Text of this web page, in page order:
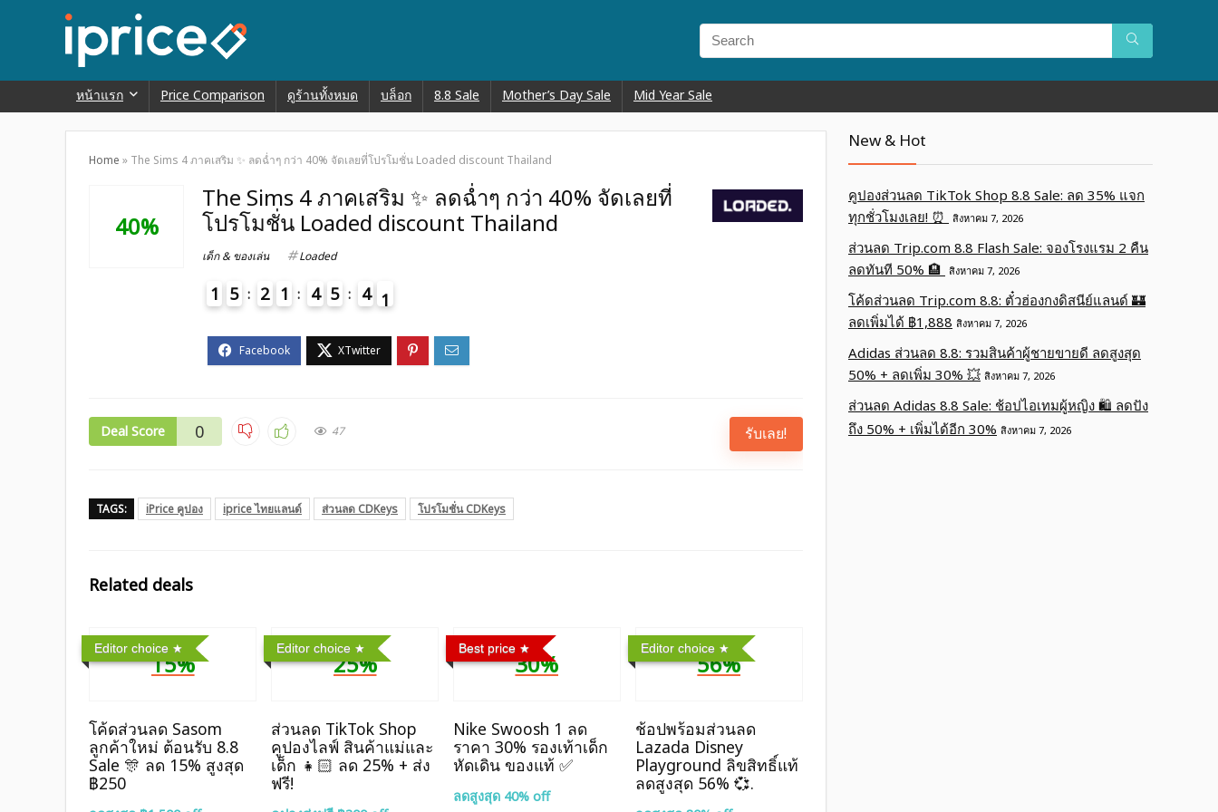
หน้าแรก Price Comparison ดูร้านทั้งหมด บล็อก 8.8 Sale Mother’s Day Sale Mid Year Sale
Home » The Sims 4 ภาคเสริม ✨ ลดฉ่ำๆ กว่า 40% จัดเลยที่โปรโมชั่น Loaded discount Thailand
40%
The Sims 4 ภาคเสริม ✨ ลดฉ่ำๆ กว่า 40% จัดเลยที่
โปรโมชั่น Loaded discount Thailand
เด็ก & ของเล่น Loaded
1 5 2 1 4 5 4 0
1
Deal Score 0 47 รับเลย!
TAGS: iPrice คูปอง iprice ไทยแลนด์ ส่วนลด CDKeys โปรโมชั่น CDKeys
Related deals
Editor choice
15%
โค้ดส่วนลด Sasom
ลูกค้าใหม่ ต้อนรับ 8.8
Sale 🎊 ลด 15% สูงสุด
฿250
Editor choice
25%
ส่วนลด TikTok Shop
คูปองไลฟ์ สินค้าแม่และ
เด็ก 👧🏻 ลด 25% + ส่ง
ฟรี!
Best price
30%
Nike Swoosh 1 ลด
ราคา 30% รองเท้าเด็ก
หัดเดิน ของแท้ ✅
ลดสูงสุด 40% off
Editor choice
56%
ช้อปพร้อมส่วนลด
Lazada Disney
Playground ลิขสิทธิ์แท้
ลดสูงสุด 56% 💞.
New & Hot
คูปองส่วนลด TikTok Shop 8.8 Sale: ลด 35% แจก
ทุกชั่วโมงเลย! ⏰
สิงหาคม 7, 2026
ส่วนลด Trip.com 8.8 Flash Sale: จองโรงแรม 2 คืน
ลดทันที 50% 🏨 สิงหาคม 7, 2026
โค้ดส่วนลด Trip.com 8.8: ตั๋วฮ่องกงดิสนีย์แลนด์ 🏰
ลดเพิ่มได้ ฿1,888 สิงหาคม 7, 2026
Adidas ส่วนลด 8.8: รวมสินค้าผู้ชายขายดี ลดสูงสุด
50% + ลดเพิ่ม 30% 💥 สิงหาคม 7, 2026
ส่วนลด Adidas 8.8 Sale: ช้อปไอเทมผู้หญิง 🛍️ ลดปัง
ถึง 50% + เพิ่มได้อีก 30% สิงหาคม 7, 2026